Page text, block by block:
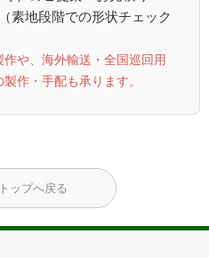
素地段階での形状チェック
や、海外輸送・全国巡回用
作・手配も承ります。
ップへ戻る